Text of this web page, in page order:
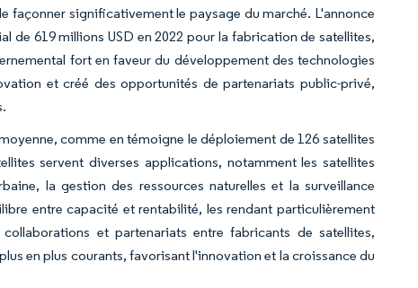
façonner significativement le paysage du marché. L'annonce
de 619 millions USD en 2022 pour la fabrication de satellites,
fort en faveur du développement des technologies
et créé des opportunités de partenariats public-privé,
comme en témoigne le déploiement de 126 satellites
servent diverses applications, notamment les satellites
la gestion des ressources naturelles et la surveillance
entre capacité et rentabilité, les rendant particulièrement
et partenariats entre fabricants de satellites,
en plus courants, favorisant l'innovation et la croissance du